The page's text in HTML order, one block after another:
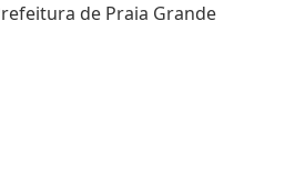
de Praia Grande